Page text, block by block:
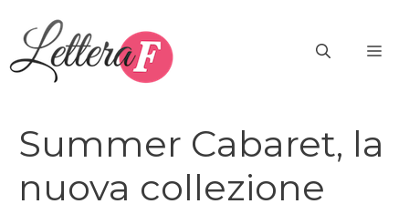
contenuto
Summer Cabaret, la
nuova collezione